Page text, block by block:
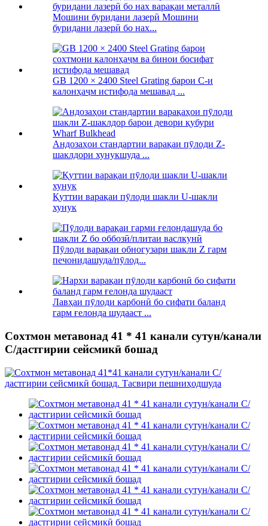
Мошини буридани лазерӣ Мошини
буридани лазерӣ бо нах...
GB 1200 × 2400 Steel Grating барои C-и
калонҳаҷм истифода мешавад ...
Андозаҳои стандартии варақаи пӯлоди Z-
шаклдори хунукшуда ...
Қуттии варақаи пӯлоди шакли U-шакли
хунук
Пӯлоди варақаи обногузари шакли Z гарм
печонидашуда/пӯлод...
Лавҳаи пӯлоди карбонӣ бо сифати баланд
гарм ғелонда шудааст ...
Сохтмон метавонад 41 * 41 канали сутун/канали
C/дастгирии сейсмикӣ бошад